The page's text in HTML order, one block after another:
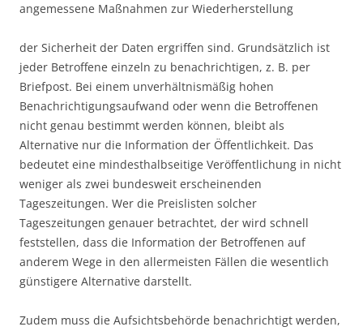
angemessene Maßnahmen zur Wiederherstellung
der Sicherheit der Daten ergriffen sind. Grundsätzlich ist
jeder Betroffene einzeln zu benachrichtigen, z. B. per
Briefpost. Bei einem unverhältnismäßig hohen
Benachrichtigungsaufwand oder wenn die Betroffenen
nicht genau bestimmt werden können, bleibt als
Alternative nur die Information der Öffentlichkeit. Das
bedeutet eine mindesthalbseitige Veröffentlichung in nicht
weniger als zwei bundesweit erscheinenden
Tageszeitungen. Wer die Preislisten solcher
Tageszeitungen genauer betrachtet, der wird schnell
feststellen, dass die Information der Betroffenen auf
anderem Wege in den allermeisten Fällen die wesentlich
günstigere Alternative darstellt.
Zudem muss die Aufsichtsbehörde benachrichtigt werden,